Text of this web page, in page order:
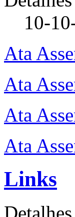
10-
Ata
Ata
Ata
Ata
Links